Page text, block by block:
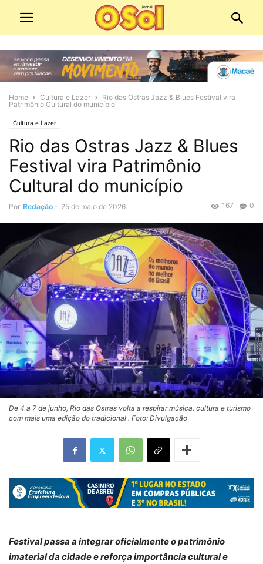
Home Cultura e Lazer
Rio das Ostras Jazz & Blues Festival vira
Patrimônio Cultural do município
Cultura e Lazer
Rio das Ostras Jazz & Blues
Festival vira Patrimônio
Cultural do município
Por Redação - 25 de maio de 2026 0
167
De 4 a 7 de junho, Rio das Ostras volta a respirar música, cultura e turismo
com mais uma edição do tradicional . Foto: Divulgação
Festival passa a integrar oficialmente o patrimônio
imaterial da cidade e reforça importância cultural e